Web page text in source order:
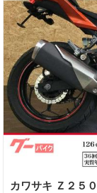
カワサキ Ｚ２５０